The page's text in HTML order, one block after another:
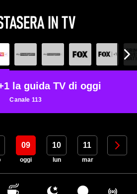
la guida TV di oggi
Canale 113
09
oggi
10
lun
11
mar
12